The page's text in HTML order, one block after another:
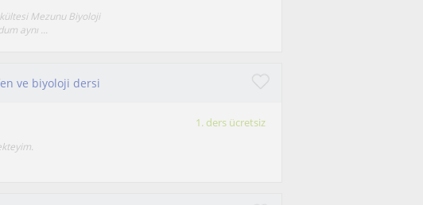
Mezunu Biyoloji
aynı ...
ve biyoloji dersi
1. ders ücretsiz